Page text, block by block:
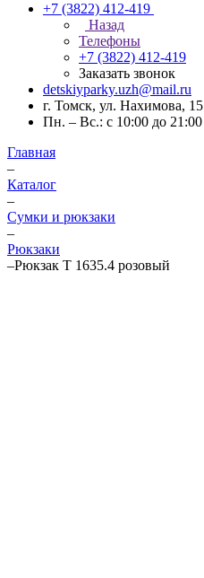
+7 (3822) 412-419
Назад
Телефоны
+7 (3822) 412-419
Заказать звонок
detskiyparky.uzh@mail.ru
г. Томск, ул. Нахимова, 15
Пн. – Вс.: с 10:00 до 21:00
Главная
–
Каталог
–
Сумки и рюкзаки
–
Рюкзаки
–Рюкзак T 1635.4 розовый